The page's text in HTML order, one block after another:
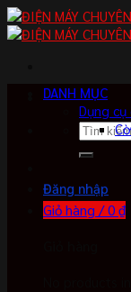
Skip
to
Tìm
kiếm:
Đăng nhập
Giỏ hàng /0 ₫
No products
DANH MỤC
Dụng